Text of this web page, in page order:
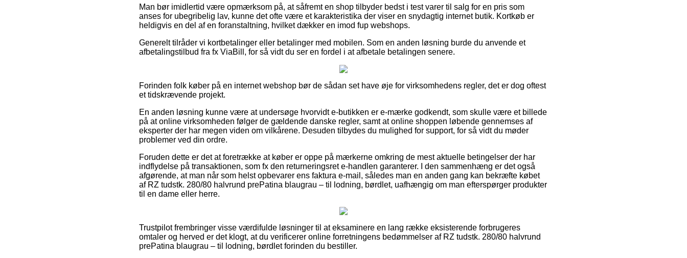
Man bør imidlertid være opmærksom på, at såfremt en shop tilbyder bedst i test varer til salg for en pris som
anses for ubegribelig lav, kunne det ofte være et karakteristika der viser en snydagtig internet butik. Kortkøb er
heldigvis en del af en foranstaltning, hvilket dækker en imod fup webshops.
Generelt tilråder vi kortbetalinger eller betalinger med mobilen. Som en anden løsning burde du anvende et
afbetalingstilbud fra fx ViaBill, for så vidt du ser en fordel i at afbetale betalingen senere.
Forinden folk køber på en internet webshop bør de sådan set have øje for virksomhedens regler, det er dog oftest
et tidskrævende projekt.
En anden løsning kunne være at undersøge hvorvidt e-butikken er e-mærke godkendt, som skulle være et billede
på at online virksomheden følger de gældende danske regler, samt at online shoppen løbende gennemses af
eksperter der har megen viden om vilkårene. Desuden tilbydes du mulighed for support, for så vidt du møder
problemer ved din ordre.
Foruden dette er det at foretrække at køber er oppe på mærkerne omkring de mest aktuelle betingelser der har
indflydelse på transaktionen, som fx den returneringsret e-handlen garanterer. I den sammenhæng er det også
afgørende, at man når som helst opbevarer ens faktura e-mail, således man en anden gang kan bekræfte købet
af RZ tudstk. 280/80 halvrund prePatina blaugrau – til lodning, børdlet, uafhængig om man efterspørger produkter
til en dame eller herre.
Trustpilot frembringer visse værdifulde løsninger til at eksaminere en lang række eksisterende forbrugeres
omtaler og herved er det klogt, at du verificerer online forretningens bedømmelser af RZ tudstk. 280/80 halvrund
prePatina blaugrau – til lodning, børdlet forinden du bestiller.